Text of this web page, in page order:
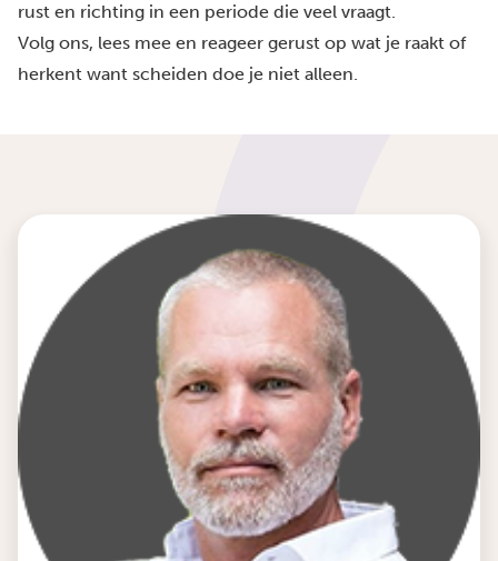
rust en richting in een periode die veel vraagt.
Volg ons, lees mee en reageer gerust op wat je raakt of
herkent want scheiden doe je niet alleen.